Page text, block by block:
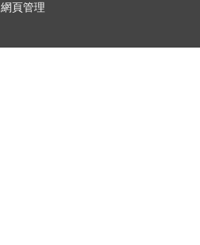
網頁管理